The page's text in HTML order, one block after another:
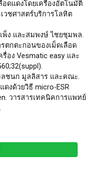
อดแดงโดยเครื่องอัตโนมัติ
วชศาสตร์บริการโลหิต
ง และสมพงษ์ ไชยชุมพล.
ตกตะกอนของเม็ดเลือด
อง Vesmatic easy และ
ลชนก มูลลิสาร และคณะ.
งด้วยวิธี micro-ESR
วารสารเทคนิคการแพทย์